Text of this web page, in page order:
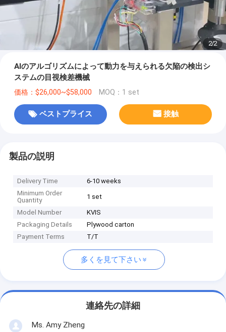
2/2
AIのアルゴリズムによって動力を与えられる欠陥の検出シ
ステムの目視検差機械
価格：$26,000~$58,000 MOQ：1 set
ベストプライス 接触
製品の説明
Delivery Time
6-10 weeks
Minimum Order
Quantity
1 set
Model Number
KVIS
Packaging Details
Plywood carton
Payment Terms
T/T
多くを見て下さい
連絡先の詳細
Ms. Amy Zheng